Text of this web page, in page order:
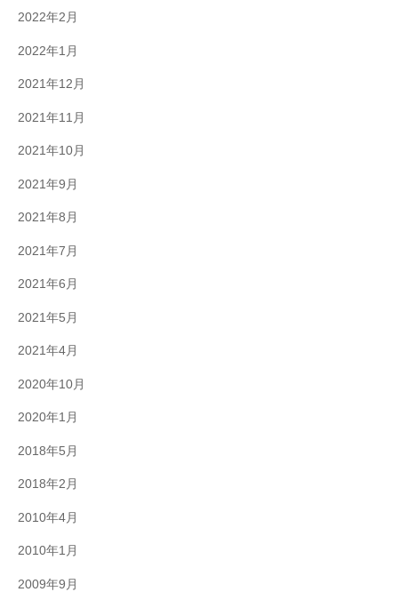
2022年2月
2022年1月
2021年12月
2021年11月
2021年10月
2021年9月
2021年8月
2021年7月
2021年6月
2021年5月
2021年4月
2020年10月
2020年1月
2018年5月
2018年2月
2010年4月
2010年1月
2009年9月